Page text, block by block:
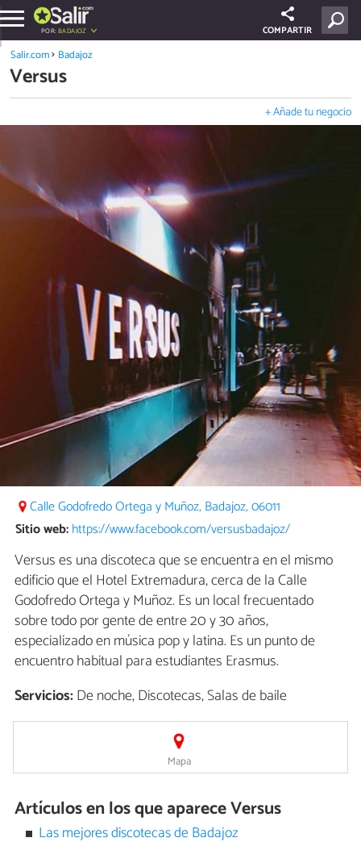
POR:BADAJOZ COMPARTIR
Salir.com Badajoz
Versus
+ Añade tu negocio
Calle Godofredo Ortega y Muñoz, Badajoz, 06011
Sitio web:https://www.facebook.com/versusbadajoz/
Versus es una discoteca que se encuentra en el mismo
edificio que el Hotel Extremadura, cerca de la Calle
Godofredo Ortega y Muñoz. Es un local frecuentado
sobre todo por gente de entre 20 y 30 años,
especializado en música pop y latina. Es un punto de
encuentro habitual para estudiantes Erasmus.
Servicios:De noche, Discotecas, Salas de baile
Mapa
Artículos en los que aparece Versus
Las mejores discotecas de Badajoz